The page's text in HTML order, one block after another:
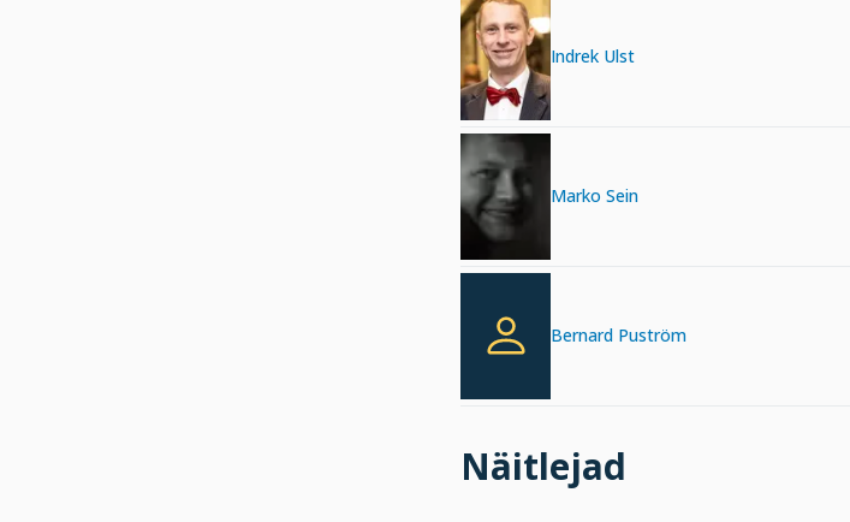
Indrek Ulst
Marko Sein
Bernard Puström
Näitlejad